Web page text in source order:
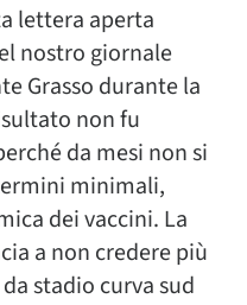
lettera aperta
nostro giornale
Grasso durante la
non fu
da mesi non si
minimali,
dei vaccini. La
a non credere più
stadio curva sud